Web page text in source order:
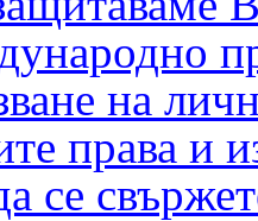
на
права и
се